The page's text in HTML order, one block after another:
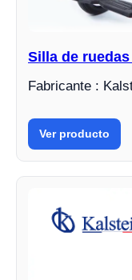
Silla de
Fabricante :
Ver producto